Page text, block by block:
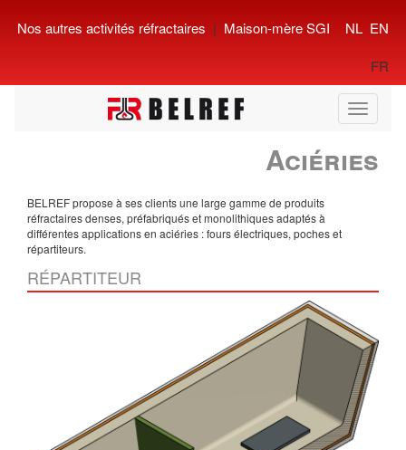
Nos autres activités réfractaires | Maison-mère SGI EN
NL
FR
Toggle
Aciéries
BELREF propose à ses clients une large gamme de produits
réfractaires denses, préfabriqués et monolithiques adaptés à
différentes applications en aciéries : fours électriques, poches et
répartiteurs.
RÉPARTITEUR